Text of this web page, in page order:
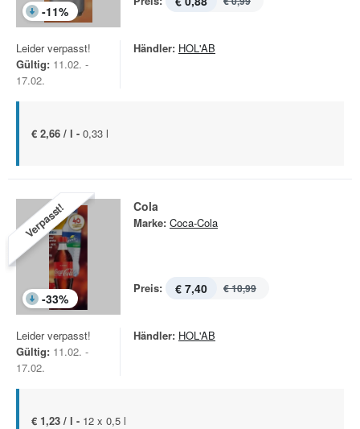
-11%
Leider verpasst!
Gültig: 11.02. -
17.02.
Händler: HOL'AB
€ 2,66 / l - 0,33 l
Verpasst!
-33%
Cola
Marke: Coca-Cola
Preis: € 7,40 € 10,99
Leider verpasst!
Gültig: 11.02. -
17.02.
Händler: HOL'AB
€ 1,23 / l - 12 x 0,5 l